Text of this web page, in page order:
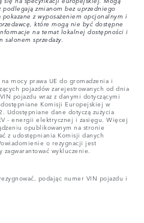
podlegają zmianom bez uprzedniego
z wyposażeniem opcjonalnym i
które mogą nie być dostępne
na temat lokalnej dostępności i
sprzedaży.
mocy prawa UE do gromadzenia i
pojazdów zarejestrowanych od dnia
pojazdu wraz z danymi dotyczącymi
Komisji Europejskiej w
Udostępniane dane dotyczą zużycia
- energii elektrycznej i zasięgu. Więcej
opublikowanym na stronie
z udostępniania Komisji danych
o rezygnacji jest
wykluczenie.
podając numer VIN pojazdu i